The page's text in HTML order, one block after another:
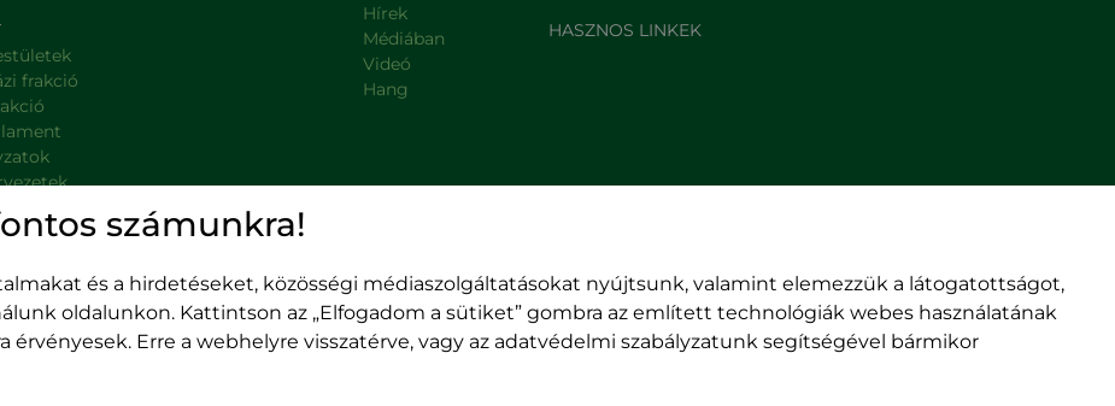
frakció
kormányzati intézmények
Hírek
Médiában
Videó
Hang
HASZNOS LINKEK
számunkra!
és a hirdetéseket, közösségi médiaszolgáltatásokat nyújtsunk, valamint elemezzük a látogatottságot,
oldalunkon. Kattintson az „Elfogadom a sütiket” gombra az említett technológiák webes használatának
érvényesek. Erre a webhelyre visszatérve, vagy az adatvédelmi szabályzatunk segítségével bármikor